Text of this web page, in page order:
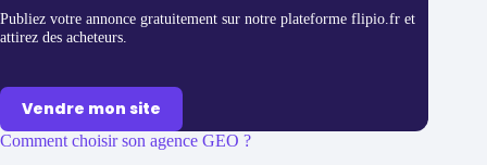
Publiez votre annonce gratuitement sur notre plateforme flipio.fr et
attirez des acheteurs.
Vendre mon site
Comment choisir son agence GEO ?